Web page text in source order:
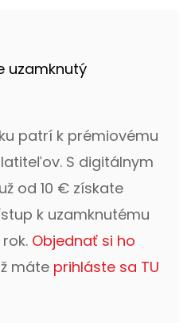
uzamknutý
patrí k prémiovému
S digitálnym
od 10 € získate
k uzamknutému
Objednať si ho
máte prihláste sa TU